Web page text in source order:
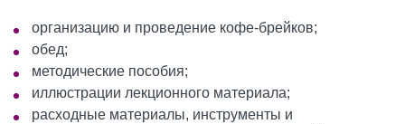
организацию и проведение кофе-брейков;
обед;
методические пособия;
иллюстрации лекционного материала;
расходные материалы, инструменты и